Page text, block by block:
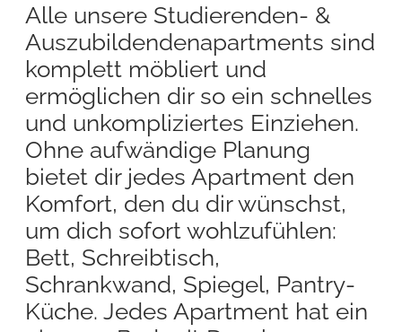
Alle unsere Studierenden- &
Auszubildendenapartments sind
komplett möbliert und
ermöglichen dir so ein schnelles
und unkompliziertes Einziehen.
Ohne aufwändige Planung
bietet dir jedes Apartment den
Komfort, den du dir wünschst,
um dich sofort wohlzufühlen:
Bett, Schreibtisch,
Schrankwand, Spiegel, Pantry-
Küche. Jedes Apartment hat ein